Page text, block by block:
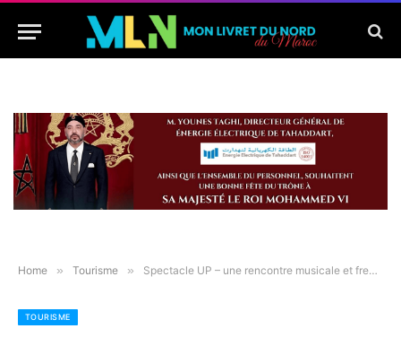
Home » Tourisme » Spectacle UP – une rencontre musicale et freestyle au Théâtre Riad Sultan de Tanger
TOURISME